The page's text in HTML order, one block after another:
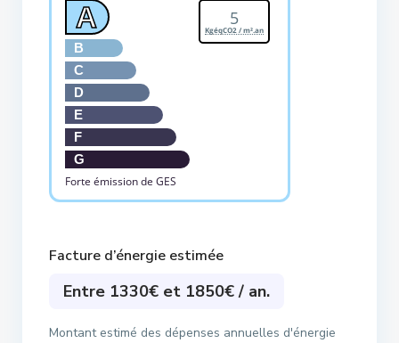
A
B
C
D
E
F
G
Forte émission de GES
5
KgéqCO2 / m².an
Facture d’énergie estimée
Entre 1330€ et 1850€ / an.
Montant estimé des dépenses annuelles d'énergie